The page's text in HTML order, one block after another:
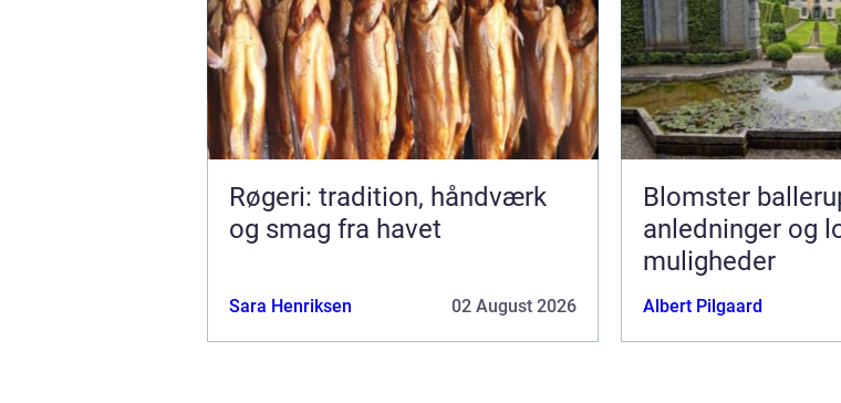
Røgeri: tradition, håndværk
og smag fra havet
Sara Henriksen 02 August 2026
Blomster ballerup
anledninger og
muligheder
Albert Pilgaard